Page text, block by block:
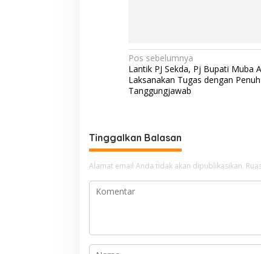
N
a
v
a
s
i
p
s
Pos sebelumnya
Lantik PJ Sekda, Pj Bupati Muba
Laksanakan Tugas dengan Penuh
Tanggungjawab
Tinggalkan Balasan
Alamat email Anda tidak akan dipublikasikan.